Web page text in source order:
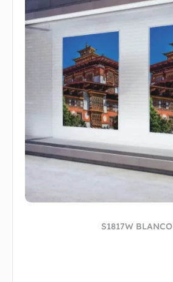
S1817W BLANCO